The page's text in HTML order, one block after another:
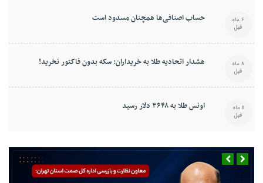
حساب اصنافی‌ها همچنان مسدود است 6 ماه
قبل
هشدار اتحادیه طلا به خریداران: سکه بدون فاکتور نخرید! 8 ماه
قبل
اونس طلا به ۳۶۴۸ دلار رسید 11 ماه
قبل